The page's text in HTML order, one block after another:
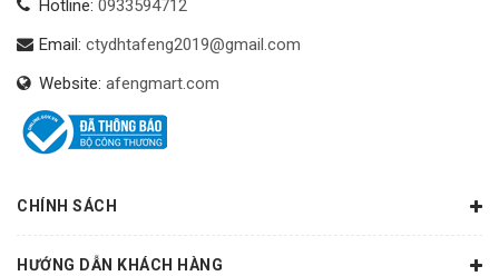
Hotline: 0933594712
Email: ctydhtafeng2019@gmail.com
Website: afengmart.com
CHÍNH SÁCH
HƯỚNG DẪN KHÁCH HÀNG